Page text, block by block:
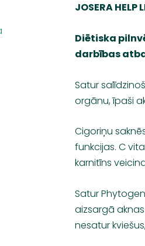
JOSERA HELP
Diētiska
darbības
Satur
orgānu, īpaši
Cigoriņu
funkcijas. C
karnitīns
Satur
aizsargā
nesatur